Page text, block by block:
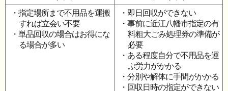
・指定場所まで不用品を運搬
すれば立会い不要
・単品回収の場合はお得にな
る場合が多い
・即日回収ができない
・事前に近江八幡市指定の有
料粗大ごみ処理券の準備が
必要
・ある程度自分で不用品を運
ぶ労力がかかる
・分別や解体に手間がかかる
・回収日時の指定ができない